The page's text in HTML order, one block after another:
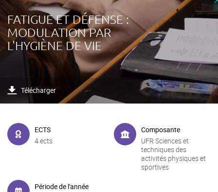
FATIGUE ET DÉFENSE :
MODULATION PAR
L'HYGIÈNE DE VIE
Télécharger
ECTS
4 ects
Composante
UFR Sciences et
techniques des
activités physiques et
sportives
Période de l'année